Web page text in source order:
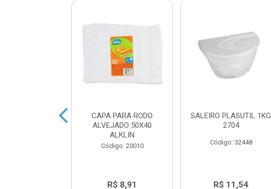
CAPA PARA RODO
ALVEJADO 50X40
ALKLIN
Código: 20010
R$ 8,91
SALEIRO PLASUTIL 1KG
2704
Código: 32448
R$ 11,54